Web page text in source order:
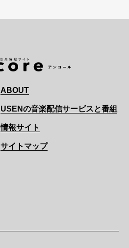
ABOUT
USENの音楽配信サービスと番組
情報サイト
サイトマップ